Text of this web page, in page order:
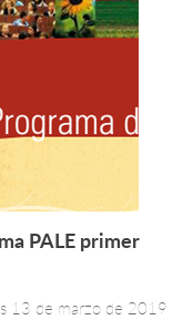
Leer más +
PALE primer
13 de marzo de 2019